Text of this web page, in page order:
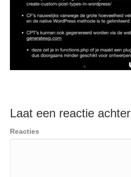
Laat een reactie achter
Reacties